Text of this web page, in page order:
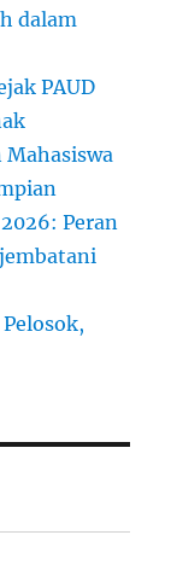
dalam
PAUD
Mahasiswa
Peran